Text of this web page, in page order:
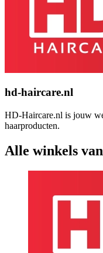
hd-haircare.nl
HD-Haircare.nl is jouw
haarproducten.
Alle winkels